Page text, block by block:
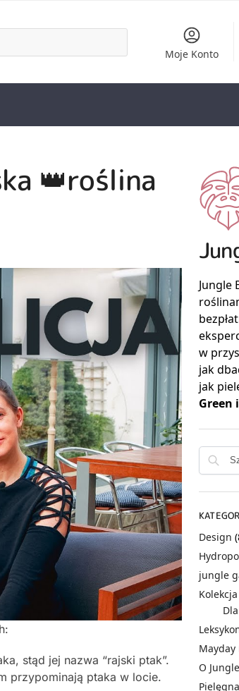
Moje Konto
👑roślina
stąd jej nazwa “rajski ptak”.
przypominają ptaka w locie.
Jungle
w
jak
jak
Green
Design
jungle
Mayday
O